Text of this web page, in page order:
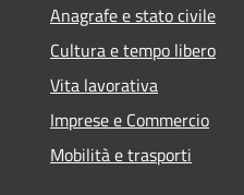
Anagrafe e stato civile
Cultura e tempo libero
Vita lavorativa
Imprese e Commercio
Mobilità e trasporti